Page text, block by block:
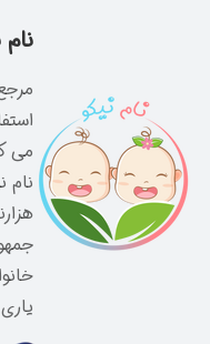
شما کمک
سایت
از هشت